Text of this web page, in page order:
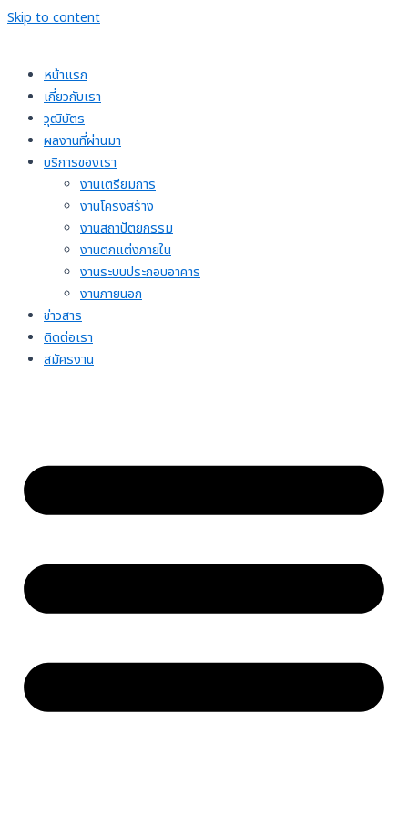
Skip to content
หน้าแรก
เกี่ยวกับเรา
วุฒิบัตร
ผลงานที่ผ่านมา
บริการของเรา
งานเตรียมการ
งานโครงสร้าง
งานสถาปัตยกรรม
งานตกแต่งภายใน
งานระบบประกอบอาคาร
งานภายนอก
ข่าวสาร
ติดต่อเรา
สมัครงาน